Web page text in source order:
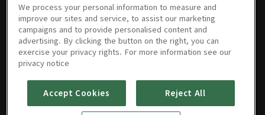
550회
03/29/2026 • 54분
549회 548회 547회 546회 545회
We process your personal information to measure and
improve our sites and service, to assist our marketing
campaigns and to provide personalised content and
advertising. By clicking the button on the right, you can
exercise your privacy rights. For more information see our
privacy notice
Accept Cookies Reject All